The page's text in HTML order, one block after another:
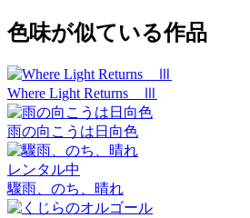
色味が似ている作品
Where Light Returns Ⅲ
雨の向こうは日向色
レンタル中
驟雨、のち、晴れ